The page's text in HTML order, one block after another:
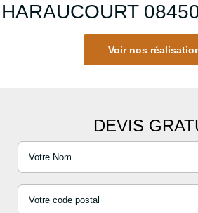
HARAUCOURT
Voir nos
DEVIS